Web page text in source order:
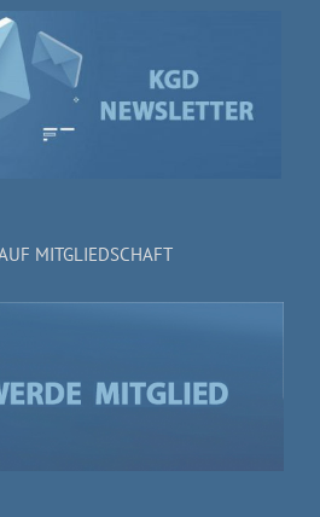
MITGLIEDSCHAFT